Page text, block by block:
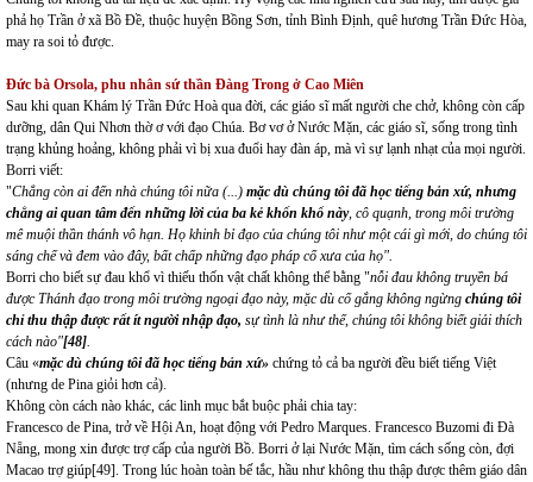
phả họ Trần ở xã Bồ Đề, thuộc huyện Bồng Sơn, tỉnh Bình Định, quê hương Trần Đức Hòa,
may ra soi tỏ được.
Đức bà Orsola, phu nhân sứ thần Đàng Trong ở Cao Miên
Sau khi quan Khám lý Trần Đức Hoà qua đời, các giáo sĩ mất người che chở, không còn cấp
dưỡng, dân Qui Nhơn thờ ơ với đạo Chúa. Bơ vơ ở Nước Mặn, các giáo sĩ, sống trong tình
trạng khủng hoảng, không phải vì bị xua đuổi hay đàn áp, mà vì sự lạnh nhạt của mọi người.
Borri viết:
"Chẳng còn ai đến nhà chúng tôi nữa (...) mặc dù chúng tôi đã học tiếng bản xứ, nhưng
chẳng ai quan tâm đến những lời của ba kẻ khốn khổ này, cô quạnh, trong môi trường
mê muội thần thánh vô hạn. Họ khinh bỉ đạo của chúng tôi như một cái gì mới, do chúng tôi
sáng chế và đem vào đây, bất chấp những đạo pháp cổ xưa của họ".
Borri cho biết sự đau khổ vì thiếu thốn vật chất không thể bằng "nỗi đau không truyền bá
được Thánh đạo trong môi trường ngoại đạo này, mặc dù cố gắng không ngừng chúng tôi
chỉ thu thập được rất ít người nhập đạo, sự tình là như thế, chúng tôi không biết giải thích
cách nào"[48].
Câu «mặc dù chúng tôi đã học tiếng bản xứ» chứng tỏ cả ba người đều biết tiếng Việt
(nhưng de Pina giỏi hơn cả).
Không còn cách nào khác, các linh mục bắt buộc phải chia tay:
Francesco de Pina, trở về Hội An, hoạt động với Pedro Marques. Francesco Buzomi đi Đà
Nẵng, mong xin được trợ cấp của người Bồ. Borri ở lại Nước Mặn, tìm cách sống còn, đợi
Macao trợ giúp[49]. Trong lúc hoàn toàn bế tắc, hầu như không thu thập được thêm giáo dân